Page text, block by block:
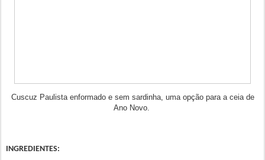
Cuscuz Paulista enformado e sem sardinha, uma opção para a ceia de
Ano Novo.
INGREDIENTES: